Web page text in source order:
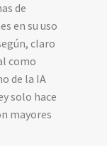
de
en su uso
claro
como
de la IA
solo hace
mayores